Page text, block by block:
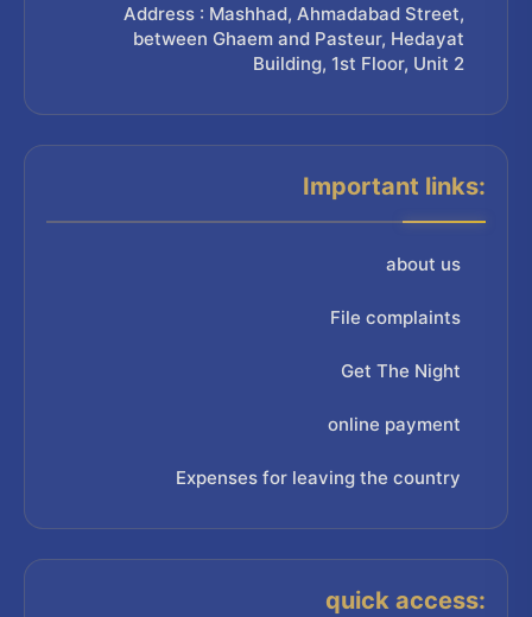
Address : Mashhad, Ahmadabad Street,
between Ghaem and Pasteur, Hedayat
Building, 1st Floor, Unit 2
Important links:
about us
File complaints
Get The Night
online payment
Expenses for leaving the country
quick access: